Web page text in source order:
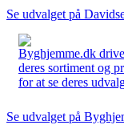
Se udvalget på
Byghjemme.dk
deres sortiment og
for at se deres
Se udvalget på